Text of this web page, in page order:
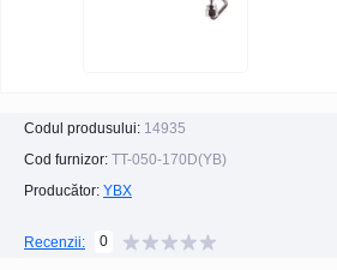
Codul produsului: 14935
Cod furnizor: TT-050-170D(YB)
Producător: YBX
Recenzii: 0